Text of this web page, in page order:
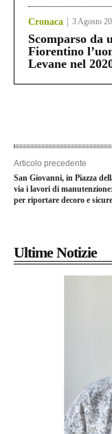
Cronaca 3 Agosto
Scomparso da
Fiorentino
Levane nel
Articolo precedente
San Giovanni, in Piazza
via i lavori di
per riportare decoro e
Ultime Notizie